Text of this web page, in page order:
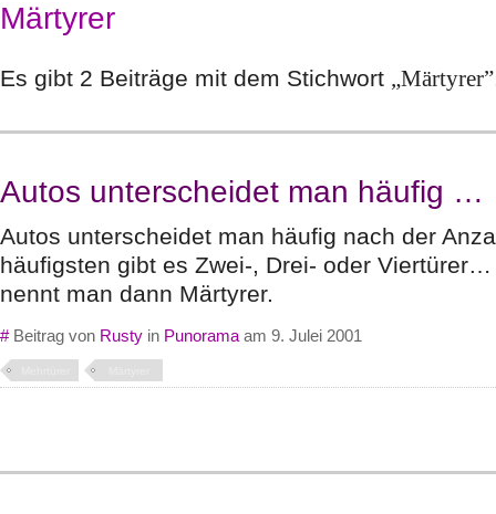
Märtyrer
Es gibt 2 Beiträge mit dem Stichwort „Märtyrer”
Autos unterscheidet man häufig …
Autos unterscheidet man häufig nach der
häufigsten gibt es Zwei-, Drei- oder
nennt man dann Märtyrer.
#Beitrag von Rusty in Punorama am 9. Julei 2001